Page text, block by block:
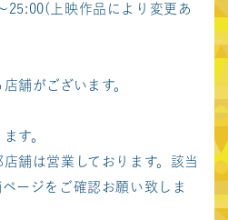
文繁体
上映作品により変更あ
舗がございます。
す。
舗は営業しております。該当
ージをご確認お願い致しま